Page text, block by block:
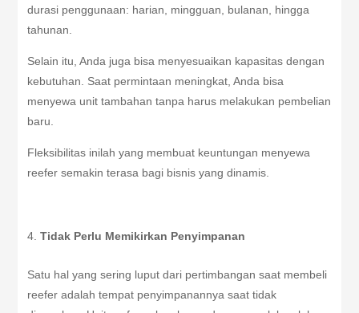
durasi penggunaan: harian, mingguan, bulanan, hingga
tahunan.
Selain itu, Anda juga bisa menyesuaikan kapasitas dengan
kebutuhan. Saat permintaan meningkat, Anda bisa
menyewa unit tambahan tanpa harus melakukan pembelian
baru.
Fleksibilitas inilah yang membuat keuntungan menyewa
reefer semakin terasa bagi bisnis yang dinamis.
Tidak Perlu Memikirkan Penyimpanan
Satu hal yang sering luput dari pertimbangan saat membeli
reefer adalah tempat penyimpanannya saat tidak